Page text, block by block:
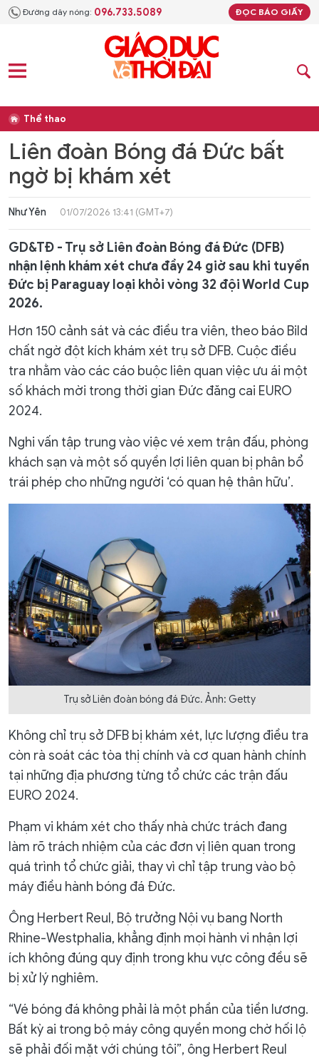
Đường dây nóng: 096.733.5089 ĐỌC BÁO GIẤY
Thể thao
Liên đoàn Bóng đá Đức bất
ngờ bị khám xét
Như Yên 01/07/2026 13:41 (GMT+7)
GD&TĐ - Trụ sở Liên đoàn Bóng đá Đức (DFB)
nhận lệnh khám xét chưa đầy 24 giờ sau khi tuyển
Đức bị Paraguay loại khỏi vòng 32 đội World Cup
2026.
Hơn 150 cảnh sát và các điều tra viên, theo báo Bild
chất ngờ đột kích khám xét trụ sở DFB. Cuộc điều
tra nhằm vào các cáo buộc liên quan việc ưu ái một
số khách mời trong thời gian Đức đăng cai EURO
2024.
Nghi vấn tập trung vào việc vé xem trận đấu, phòng
khách sạn và một số quyền lợi liên quan bị phân bổ
trái phép cho những người ‘có quan hệ thân hữu’.
Trụ sở Liên đoàn bóng đá Đức. Ảnh: Getty
Không chỉ trụ sở DFB bị khám xét, lực lượng điều tra
còn rà soát các tòa thị chính và cơ quan hành chính
tại những địa phương từng tổ chức các trận đấu
EURO 2024.
Phạm vi khám xét cho thấy nhà chức trách đang
làm rõ trách nhiệm của các đơn vị liên quan trong
quá trình tổ chức giải, thay vì chỉ tập trung vào bộ
máy điều hành bóng đá Đức.
Ông Herbert Reul, Bộ trưởng Nội vụ bang North
Rhine-Westphalia, khẳng định mọi hành vi nhận lợi
ích không đúng quy định trong khu vực công đều sẽ
bị xử lý nghiêm.
“Vé bóng đá không phải là một phần của tiền lương.
Bất kỳ ai trong bộ máy công quyền mong chờ hối lộ
sẽ phải đối mặt với chúng tôi”, ông Herbert Reul